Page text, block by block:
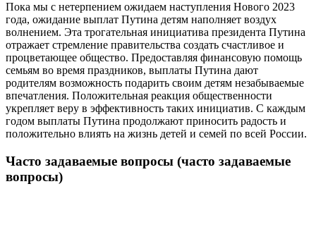
Пока мы с нетерпением ожидаем наступления Нового 2023
года, ожидание выплат Путина детям наполняет воздух
волнением. Эта трогательная инициатива президента Путина
отражает стремление правительства создать счастливое и
процветающее общество. Предоставляя финансовую помощь
семьям во время праздников, выплаты Путина дают
родителям возможность подарить своим детям незабываемые
впечатления. Положительная реакция общественности
укрепляет веру в эффективность таких инициатив. С каждым
годом выплаты Путина продолжают приносить радость и
положительно влиять на жизнь детей и семей по всей России.
Часто задаваемые вопросы (часто задаваемые
вопросы)